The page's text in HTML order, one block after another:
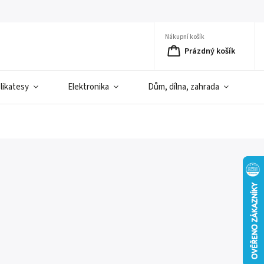
Nákupní košík
Prázdný košík
Elektronika Dům, dílna, zahrada